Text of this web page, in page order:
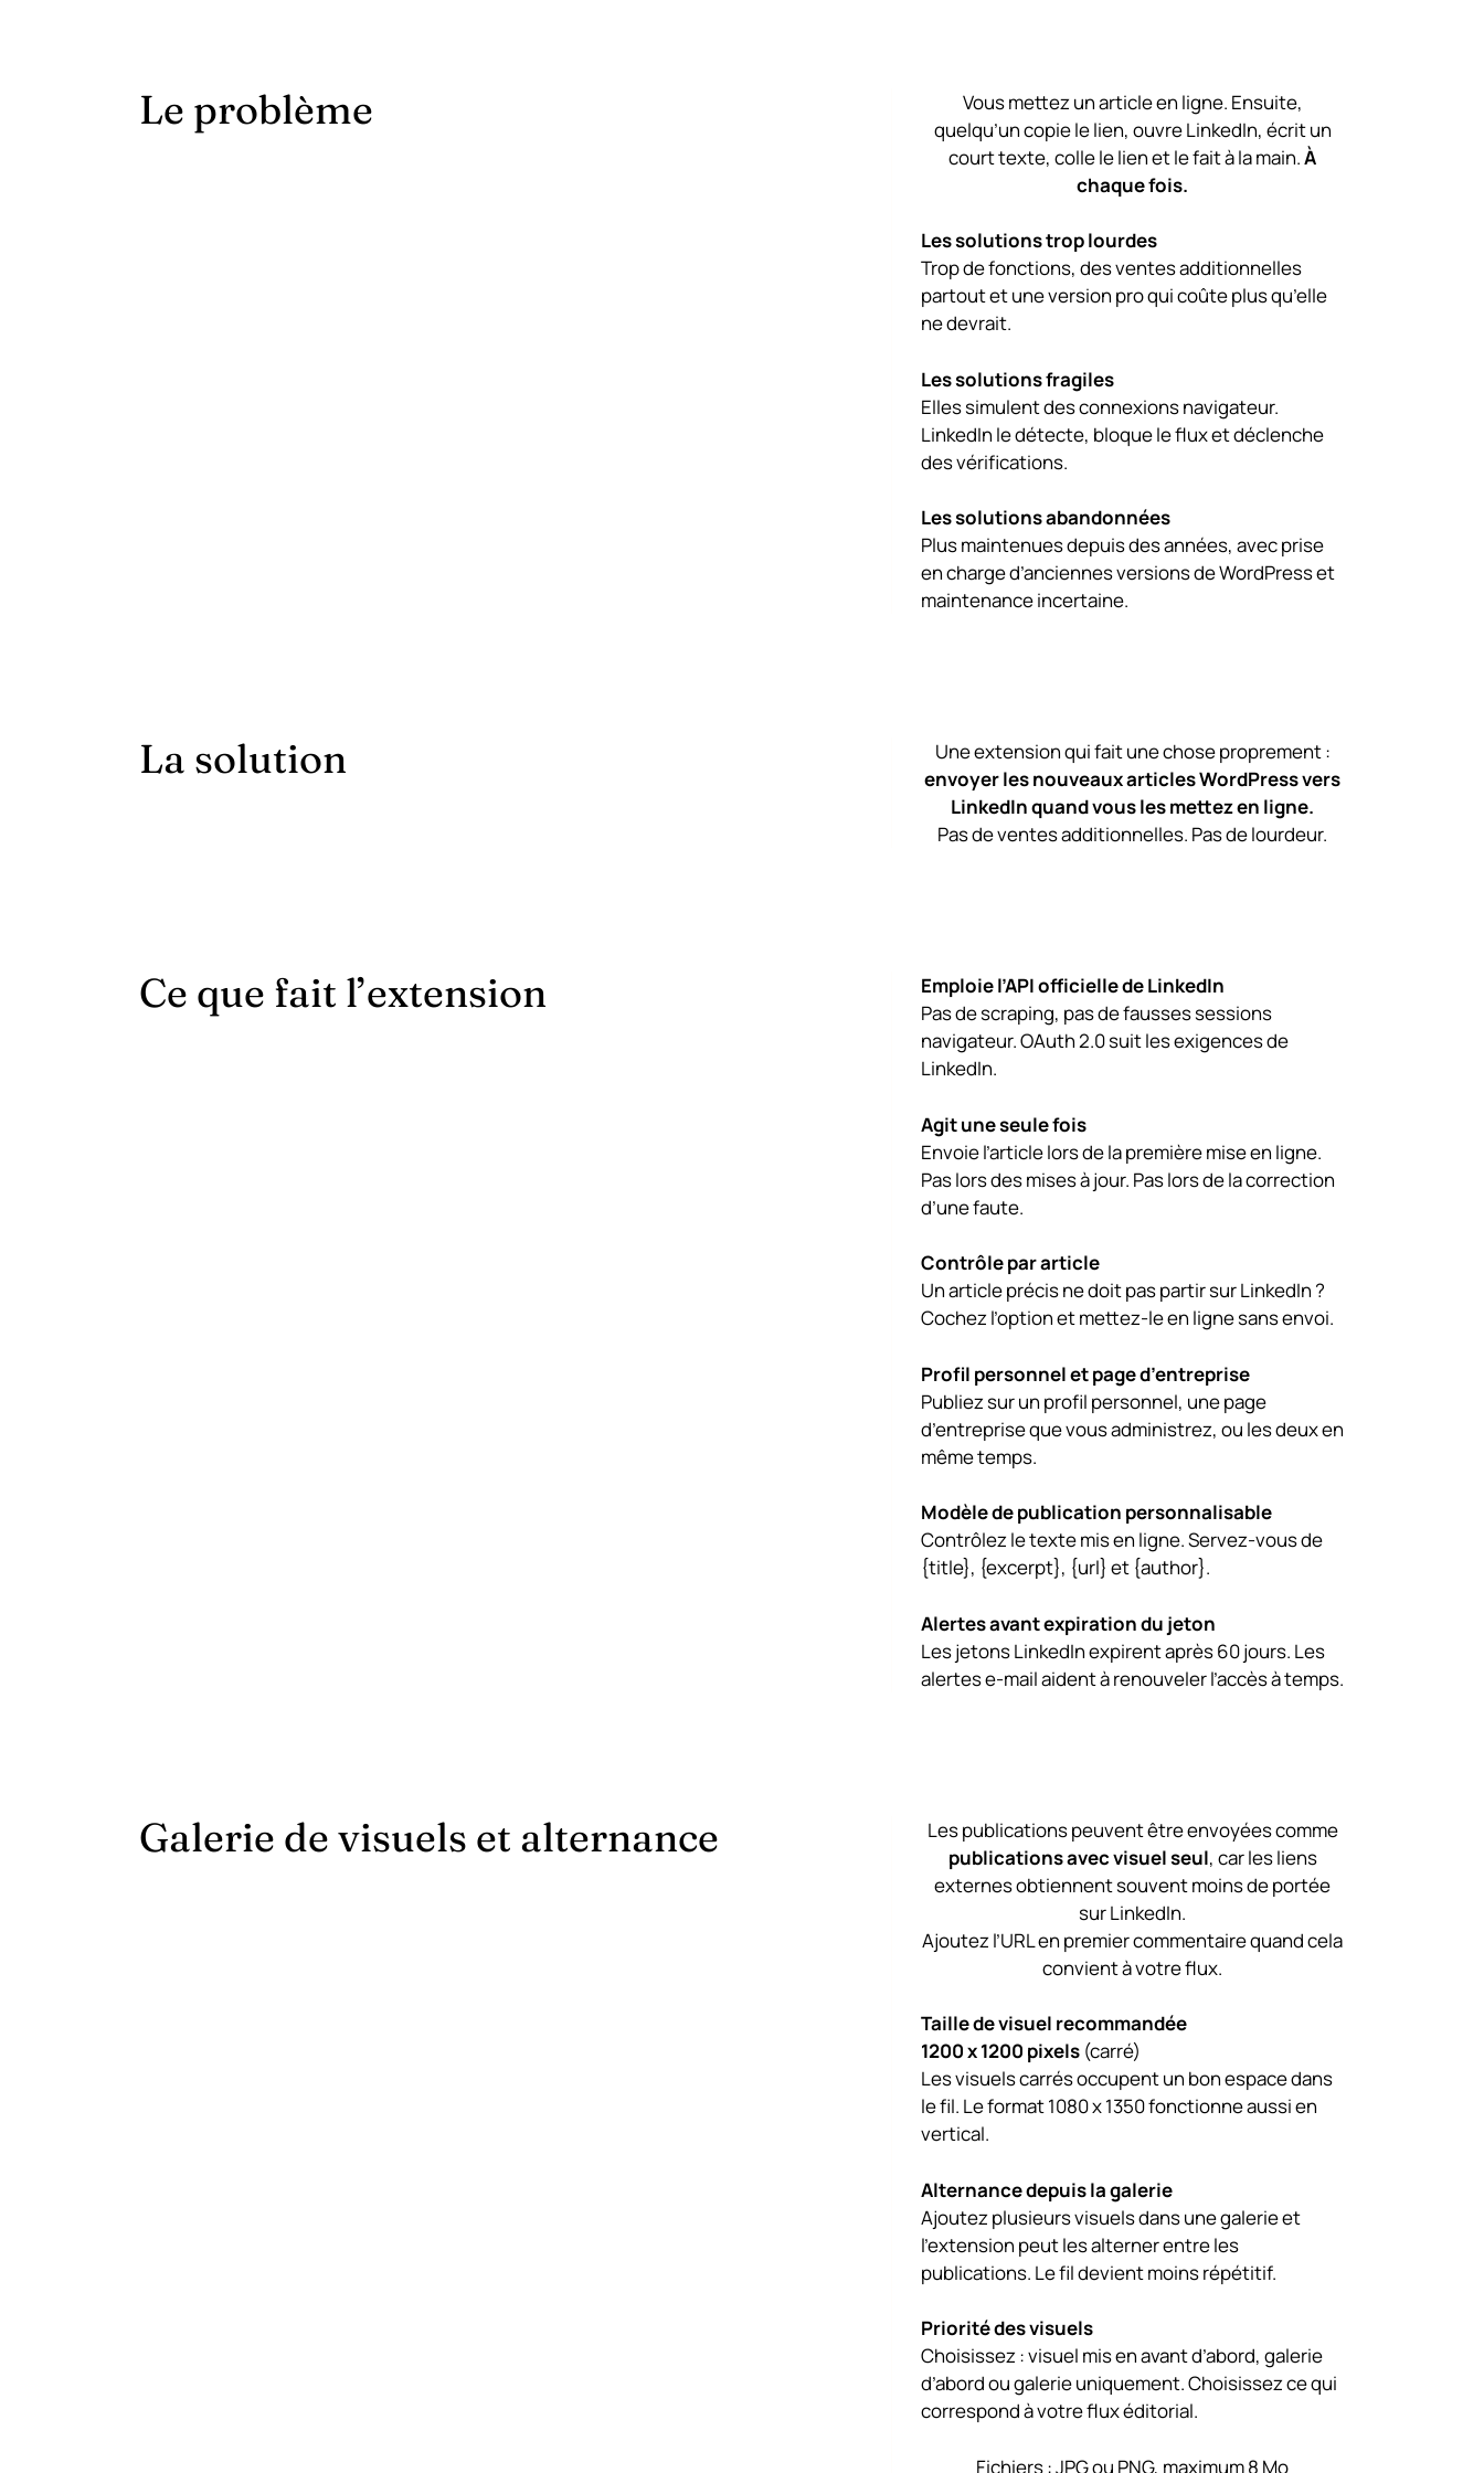
Le problème
Vous mettez un article en ligne. Ensuite,
quelqu’un copie le lien, ouvre LinkedIn, écrit un
court texte, colle le lien et le fait à la main.À
chaque fois.
Les solutions trop lourdes
Trop de fonctions, des ventes additionnelles
partout et une version pro qui coûte plus qu’elle
ne devrait.
Les solutions fragiles
Elles simulent des connexions navigateur.
LinkedIn le détecte, bloque le flux et déclenche
des vérifications.
Les solutions abandonnées
Plus maintenues depuis des années, avec prise
en charge d’anciennes versions de WordPress et
maintenance incertaine.
La solution
Une extension qui fait une chose proprement :
envoyer les nouveaux articles WordPress vers
LinkedIn quand vous les mettez en ligne.
Pas de ventes additionnelles. Pas de lourdeur.
Ce que fait l’extension
Emploie l’API officielle de LinkedIn
Pas de scraping, pas de fausses sessions
navigateur. OAuth 2.0 suit les exigences de
LinkedIn.
Agit une seule fois
Envoie l’article lors de la première mise en ligne.
Pas lors des mises à jour. Pas lors de la correction
d’une faute.
Contrôle par article
Un article précis ne doit pas partir sur LinkedIn ?
Cochez l’option et mettez-le en ligne sans envoi.
Profil personnel et page d’entreprise
Publiez sur un profil personnel, une page
d’entreprise que vous administrez, ou les deux en
même temps.
Modèle de publication personnalisable
Contrôlez le texte mis en ligne. Servez-vous de
{title}, {excerpt}, {url} et {author}.
Alertes avant expiration du jeton
Les jetons LinkedIn expirent après 60 jours. Les
alertes e-mail aident à renouveler l’accès à temps.
Galerie de visuels et alternance
Les publications peuvent être envoyées comme
publications avec visuel seul, car les liens
externes obtiennent souvent moins de portée
sur LinkedIn.
Ajoutez l’URL en premier commentaire quand cela
convient à votre flux.
Taille de visuel recommandée
1200 x 1200 pixels(carré)
Les visuels carrés occupent un bon espace dans
le fil. Le format 1080 x 1350 fonctionne aussi en
vertical.
Alternance depuis la galerie
Ajoutez plusieurs visuels dans une galerie et
l’extension peut les alterner entre les
publications. Le fil devient moins répétitif.
Priorité des visuels
Choisissez : visuel mis en avant d’abord, galerie
d’abord ou galerie uniquement. Choisissez ce qui
correspond à votre flux éditorial.
Fichiers : JPG ou PNG, maximum 8 Mo